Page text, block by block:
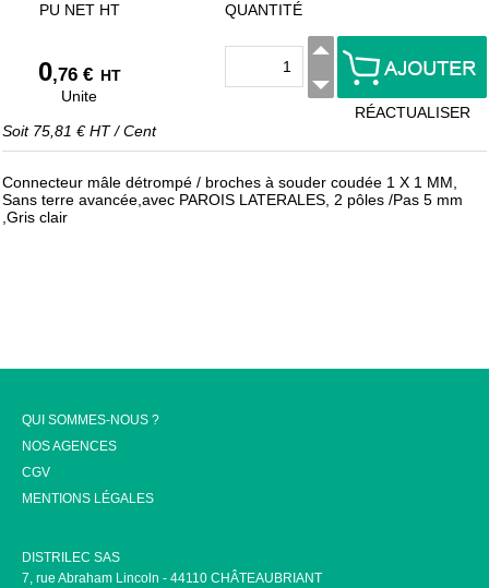
PU NET HT
0,76 € HT
Unite
Soit 75,81 € HT/Cent
QUANTITÉ
RÉACTUALISER
Connecteur mâle détrompé / broches à souder coudée 1 X 1 MM,
Sans terre avancée,avec PAROIS LATERALES, 2 pôles /Pas 5 mm
,Gris clair
QUI SOMMES-NOUS ?
NOS AGENCES
CGV
MENTIONS LÉGALES
DISTRILEC SAS
7, rue Abraham Lincoln - 44110 CHÂTEAUBRIANT